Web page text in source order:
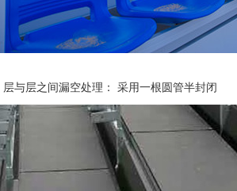
层与层之间漏空处理： 采用一根圆管半封闭